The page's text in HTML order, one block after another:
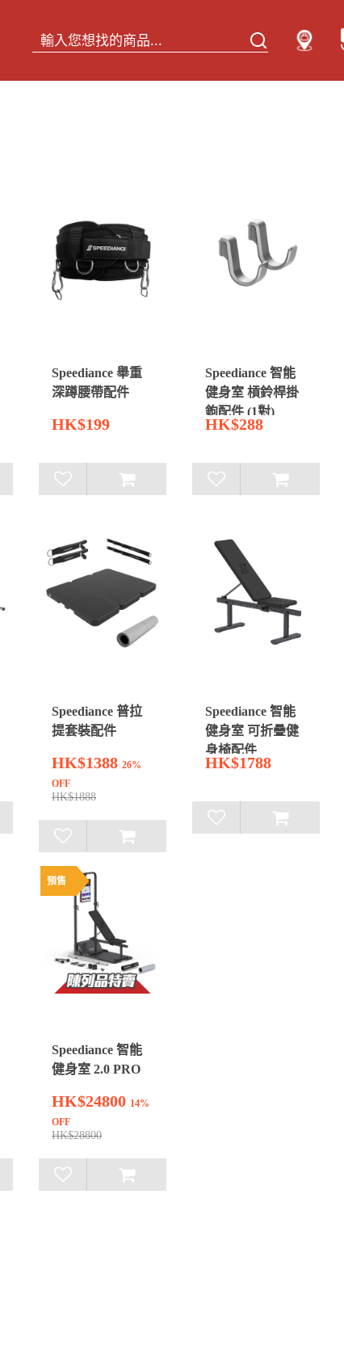
Speediance 舉重
深蹲腰帶配件
HK$199
Speediance 智能
健身室 槓鈴桿掛
鉤配件 (1對)
HK$288
Speediance 普拉
提套裝配件
HK$1388 26%
OFF
HK$1888
Speediance 智能
健身室 可折疊健
身椅配件
HK$1788
預售
Speediance 智能
健身室 2.0 PRO
HK$24800 14%
OFF
HK$28800